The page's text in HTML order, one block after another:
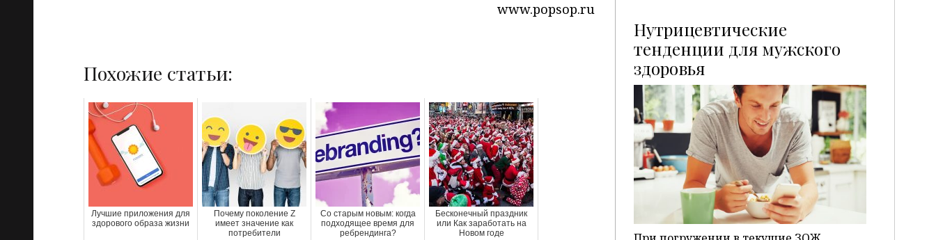
www.popsop.ru
Похожие статьи:
Лучшие приложения для
здорового образа жизни
Почему поколение Z
имеет значение как
потребители
Со старым новым: когда
подходящее время для
ребрендинга?
Бесконечный праздник
или Как заработать на
Новом годе
Нутрицевтические
тенденции для мужского
здоровья P